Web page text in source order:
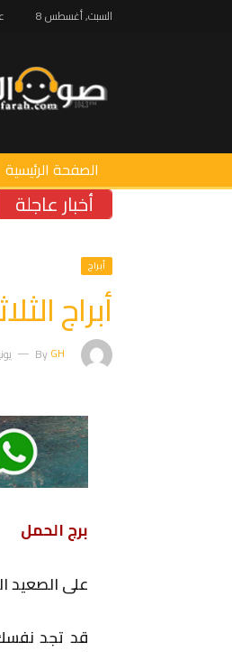
السبت, أغسطس 8
الصفحة الرئيسية
أخبار عاجلة
أبراج
أبراج الثلاثاء 10
ByGH يونيو
برج الحمل
على الصعيد
قد تجد